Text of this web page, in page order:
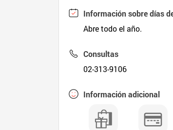
Información sobre días
Abre todo el año.
Consultas
02-313-9106
Información adicional